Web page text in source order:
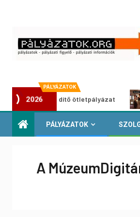
PÁLYÁZATOK
2026
Városzöldítő ötletpályázat
PÁLYÁZATOK
A